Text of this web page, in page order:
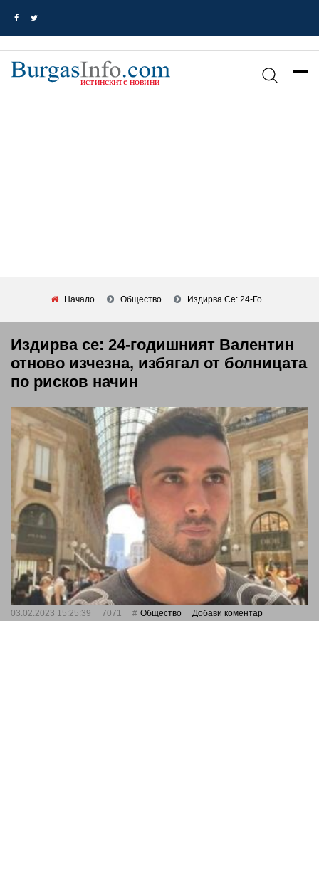
Начало Общество Издирва Се: 24-Го...
Издирва се: 24-годишният Валентин
отново изчезна, избягал от болницата
по рисков начин
03.02.2023 15:25:39 7071 Общество Добави коментар